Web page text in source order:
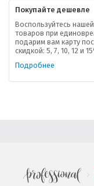
Покупайте дешевле
Воспользуйтесь
товаров при
подарим вам карту
скидкой: 5, 7, 10, 12 и
Подробнее
.
В помощь
Форма обратной связи
Подарочные наборы